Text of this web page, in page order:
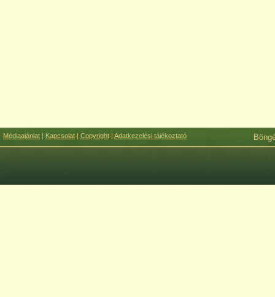
Médiaajánlat | Kapcsolat | Copyright | Adatkezelési tájékoztató